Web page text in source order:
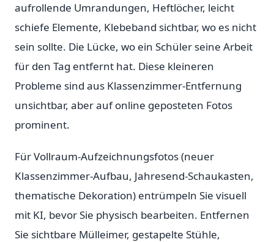
aufrollende Umrandungen, Heftlöcher, leicht
schiefe Elemente, Klebeband sichtbar, wo es nicht
sein sollte. Die Lücke, wo ein Schüler seine Arbeit
für den Tag entfernt hat. Diese kleineren
Probleme sind aus Klassenzimmer-Entfernung
unsichtbar, aber auf online geposteten Fotos
prominent.
Für Vollraum-Aufzeichnungsfotos (neuer
Klassenzimmer-Aufbau, Jahresend-Schaukasten,
thematische Dekoration) entrümpeln Sie visuell
mit KI, bevor Sie physisch bearbeiten. Entfernen
Sie sichtbare Mülleimer, gestapelte Stühle,